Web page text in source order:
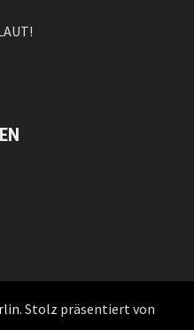
. Stolz präsentiert von